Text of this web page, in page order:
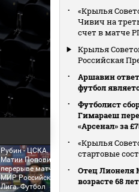
Рубин - ЦСКА. Интервью
Матии Поповича в
перерыве матча (видео).
МИР Российская Премьер-
Лига. Футбол
Рубин -
матча
Футбол
«Крылья
Чивич на
счет в матче
Крылья
Российская
Аршавин
футбол
Футболист
Гимараеш
«Арсенал» за
«Крылья
стартовые
Отец Лионеля
возрасте 68